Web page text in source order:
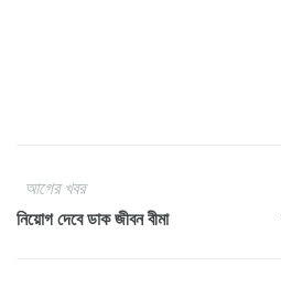
আগের খবর
নিয়োগ দেবে ডাক জীবন বীমা